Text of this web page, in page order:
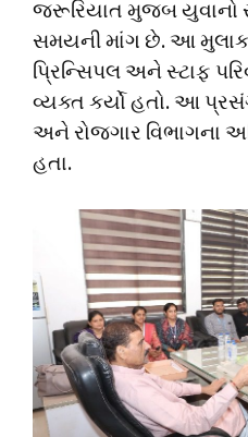
જરૂરિયાત મુજબ
સમયની માંગ છે. આ
પ્રિન્સિપલ અને સ્ટાફ
વ્યક્ત કર્યો હતો. આ
અને રોજગાર વિભાગના
હતા.